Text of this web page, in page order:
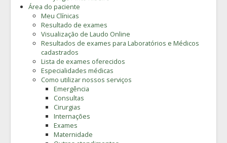
Área do paciente
Meu Clínicas
Resultado de exames
Visualização de Laudo Online
Resultados de exames para Laboratórios e Médicos
cadastrados
Lista de exames oferecidos
Especialidades médicas
Como utilizar nossos serviços
Emergência
Consultas
Cirurgias
Internações
Exames
Maternidade